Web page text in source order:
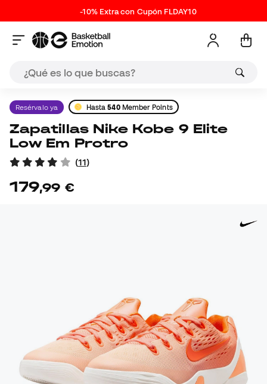
-10% Extra con Cupón FLDAY10
Resérvalo ya Hasta540Member Points
Zapatillas Nike Kobe 9 Elite
Low Em Protro
(11)
179,99 €